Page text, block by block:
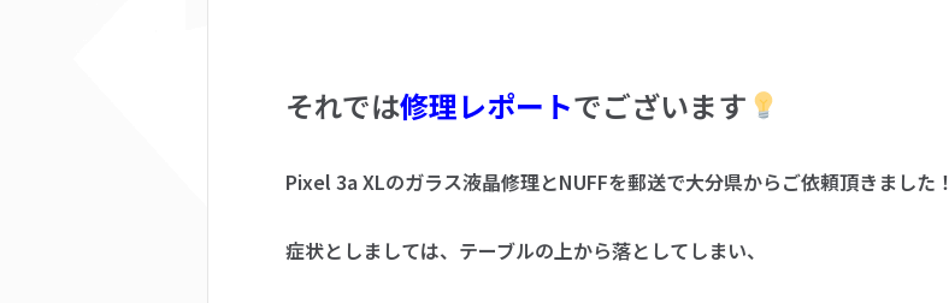
それでは修理レポートでございます
Pixel 3a XLのガラス液晶修理とNUFFを郵送で大分県からご依頼頂きました！
症状としましては、テーブルの上から落としてしまい、